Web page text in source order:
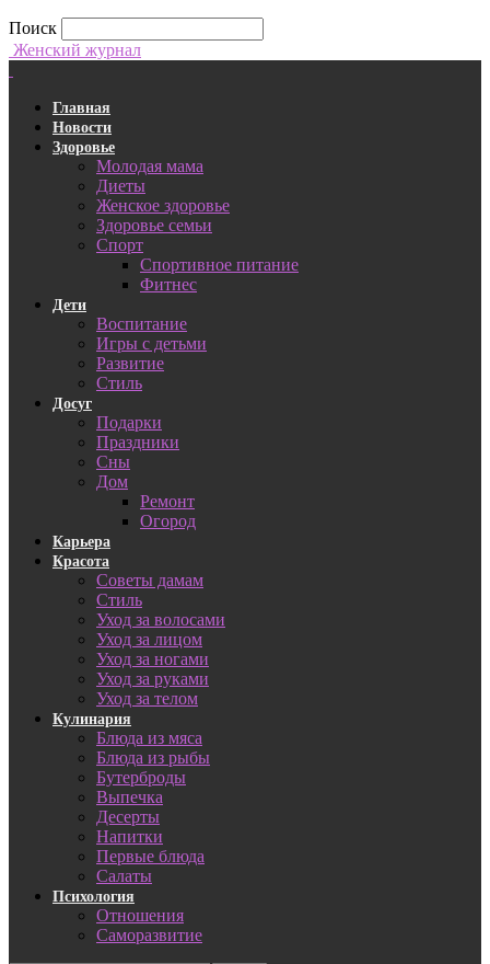
Поиск
Женский журнал
Главная
Новости
Здоровье
Молодая мама
Диеты
Женское здоровье
Здоровье семьи
Спорт
Спортивное питание
Фитнес
Дети
Воспитание
Игры с детьми
Развитие
Стиль
Досуг
Подарки
Праздники
Сны
Дом
Ремонт
Огород
Карьера
Красота
Советы дамам
Стиль
Уход за волосами
Уход за лицом
Уход за ногами
Уход за руками
Уход за телом
Кулинария
Блюда из мяса
Блюда из рыбы
Бутерброды
Выпечка
Десерты
Напитки
Первые блюда
Салаты
Психология
Отношения
Саморазвитие